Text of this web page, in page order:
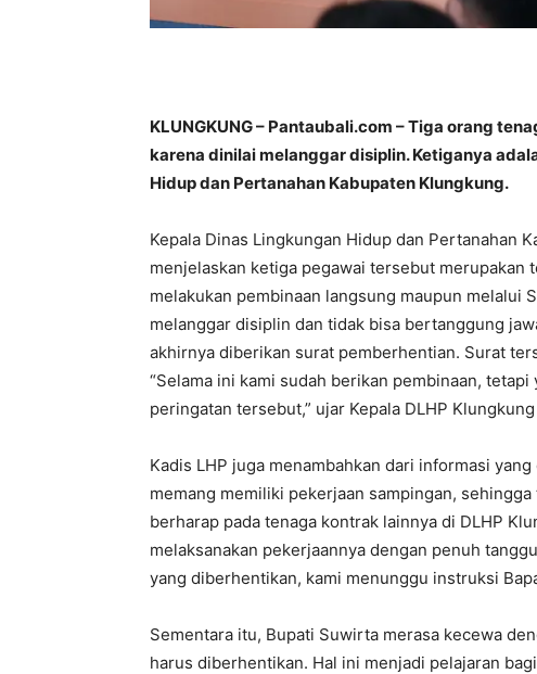
KLUNGKUNG – Pantaubali.com – Tiga orang
karena dinilai melanggar disiplin. Ketiganya
Hidup dan Pertanahan Kabupaten Klungkung.
Kepala Dinas Lingkungan Hidup dan Pertanahan
menjelaskan ketiga pegawai tersebut merupakan
melakukan pembinaan langsung maupun melalui
melanggar disiplin dan tidak bisa bertanggung
akhirnya diberikan surat pemberhentian. Surat
“Selama ini kami sudah berikan pembinaan,
peringatan tersebut,” ujar Kepala DLHP
Kadis LHP juga menambahkan dari informasi
memang memiliki pekerjaan sampingan,
berharap pada tenaga kontrak lainnya di DLHP
melaksanakan pekerjaannya dengan penuh
yang diberhentikan, kami menunggu instruksi
Sementara itu, Bupati Suwirta merasa kecewa
harus diberhentikan. Hal ini menjadi pelajaran